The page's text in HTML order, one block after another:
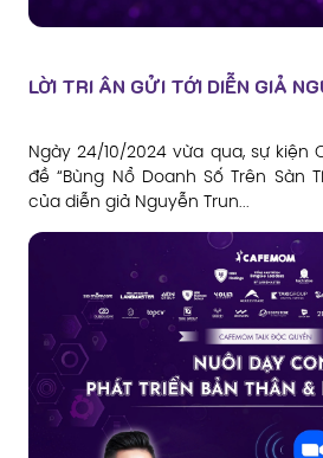
LỜI TRI ÂN GỬI TỚI DIỄN GIẢ
Ngày 24/10/2024 vừa qua, sự kiện
đề “Bùng Nổ Doanh Số Trên Sàn
của diễn giả Nguyễn Trun...